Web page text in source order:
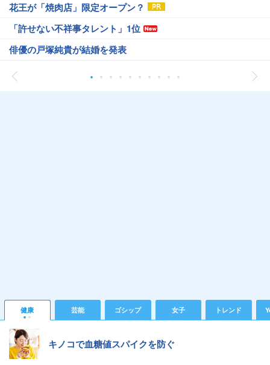
花王が「焼肉店」限定オープン？
「許せない不祥事タレント」1位
俳優の戸塚純貴が結婚を発表
健康 芸能 ゴシップ 女子 トレンド
キノコで血糖値スパイクを防ぐ